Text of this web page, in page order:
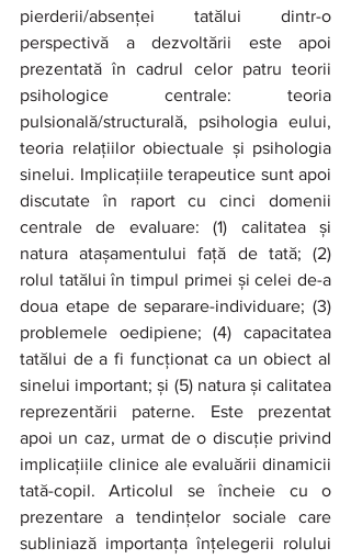
pierderii/absenței tatălui dintr-o
perspectivă a dezvoltării este apoi
prezentată în cadrul celor patru teorii
psihologice centrale: teoria
pulsională/structurală, psihologia eului,
teoria relațiilor obiectuale și psihologia
sinelui. Implicațiile terapeutice sunt apoi
discutate în raport cu cinci domenii
centrale de evaluare: (1) calitatea și
natura atașamentului față de tată; (2)
rolul tatălui în timpul primei și celei de-a
doua etape de separare-individuare; (3)
problemele oedipiene; (4) capacitatea
tatălui de a fi funcționat ca un obiect al
sinelui important; și (5) natura și calitatea
reprezentării paterne. Este prezentat
apoi un caz, urmat de o discuție privind
implicațiile clinice ale evaluării dinamicii
tată-copil. Articolul se încheie cu o
prezentare a tendințelor sociale care
subliniază importanța înțelegerii rolului